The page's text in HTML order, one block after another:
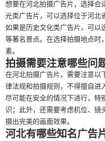
想要在河北拍摄广告片，选择合
光类广告片，可以选择位于河北
如果是历史文化类广告片，可以
等著名景点。在选择拍摄地点时
素。
拍摄需要注意哪些问
在河北拍摄广告片，需要注意以
律法规和拍摄规则，不得擅自进
尽可能在安全的情况下进行，特
识；此外，还需要考虑机位、镜
摄出完美的画面效果。
河北有哪些知名广告